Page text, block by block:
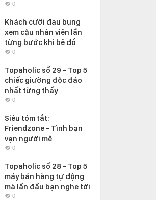
0
Khách cười đau bụng
xem cậu nhân viên lần
từng bước khi bê đồ
0
Topaholic số 29 - Top 5
chiếc giường độc đáo
nhất từng thấy
0
Siêu tóm tắt:
Friendzone - Tình bạn
vạn người mê
0
Topaholic số 28 - Top 5
máy bán hàng tự động
mà lần đầu bạn nghe tới
0